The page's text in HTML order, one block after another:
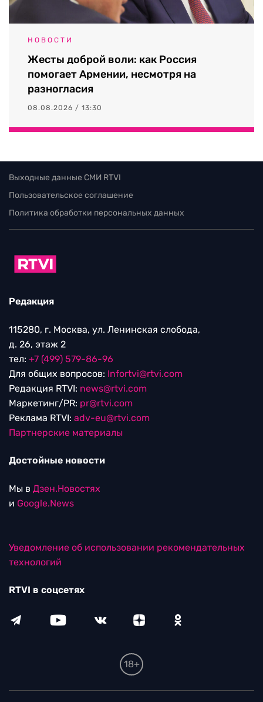
НОВОСТИ
Жесты доброй воли: как Россия
помогает Армении, несмотря на
разногласия
08.08.2026 / 13:30
Выходные данные СМИ RTVI
Пользовательское соглашение
Политика обработки персональных данных
Редакция
115280, г. Москва, ул. Ленинская слобода,
д. 26, этаж 2
тел: +7 (499) 579-86-96
Для общих вопросов: Infortvi@rtvi.com
Редакция RTVI: news@rtvi.com
Маркетинг/PR: pr@rtvi.com
Реклама RTVI: adv-eu@rtvi.com
Партнерские материалы
Достойные новости
Мы в Дзен.Новостях
и Google.News
Уведомление об использовании рекомендательных
технологий
RTVI в соцсетях
18+